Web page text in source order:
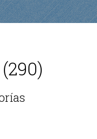
2027